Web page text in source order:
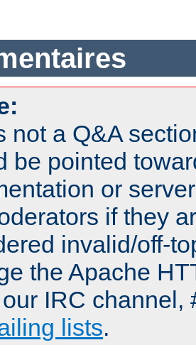
not a Q&A
be pointed
or
if they
invalid/off-
the Apache
IRC channel,
lists.